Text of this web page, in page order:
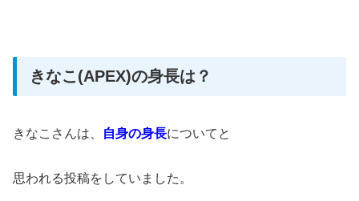
きなこ(APEX)の身長は？
きなこさんは、 自身の身長についてと
思われる投稿をしていました。